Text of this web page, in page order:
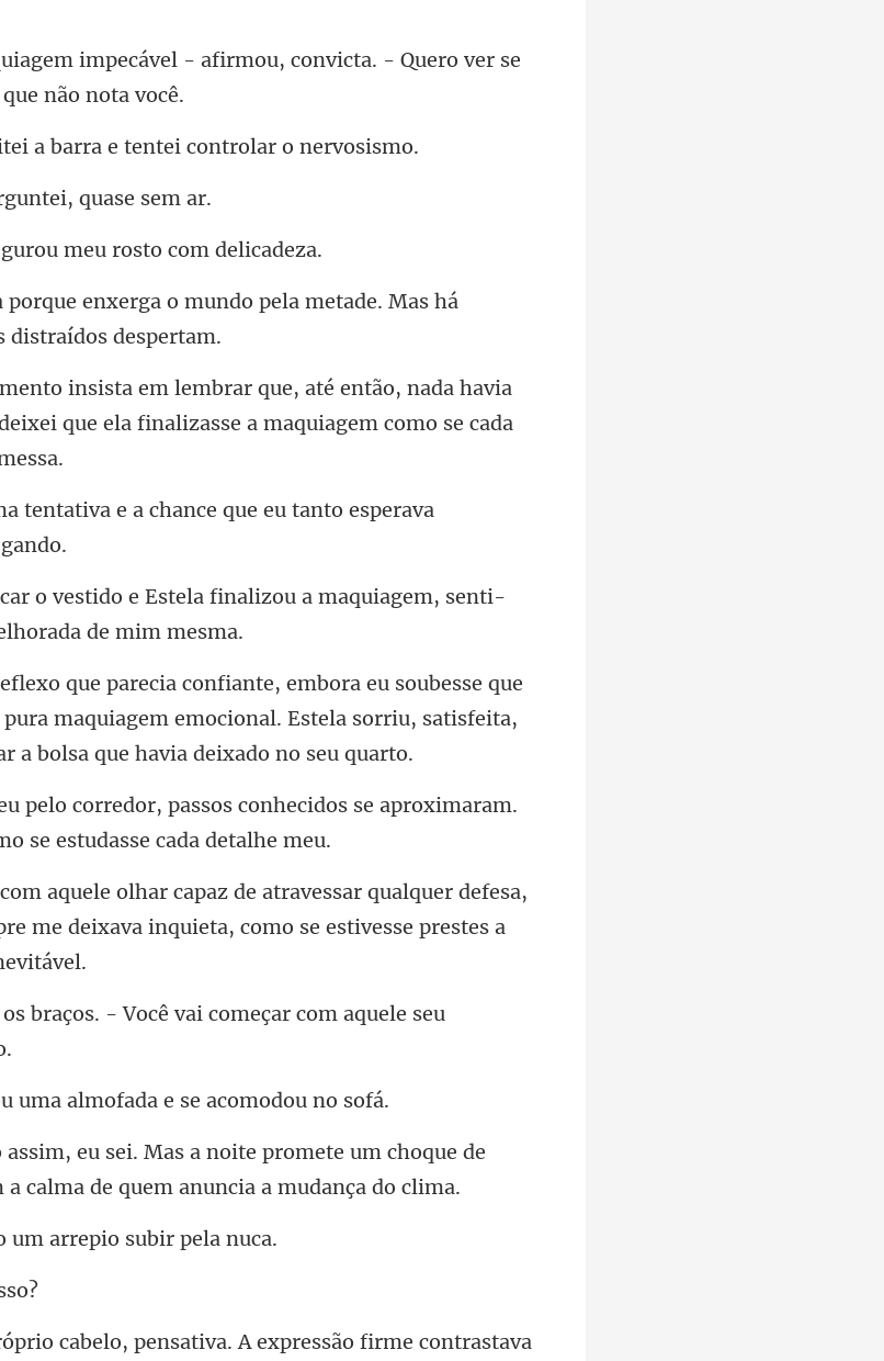
- afirmou, convicta. - Quero ver se
a barra e tentei
meu ro
ga o mundo pela metade. Mas há
tão, nada havia
que ela finaliz
va e a chance que eu tanto espera
Estela finalizou a maquiagem, senti-
ue
maquiagem emocional. Estela sorriu, satis
ssos conhecidos se aproximaram.
ualquer defesa,
me deixava inquieta,
aços. - Você vai começar com aq
uma almofada e
oite promete um choque de
um arrepi
abelo, pensativa. A expressão f